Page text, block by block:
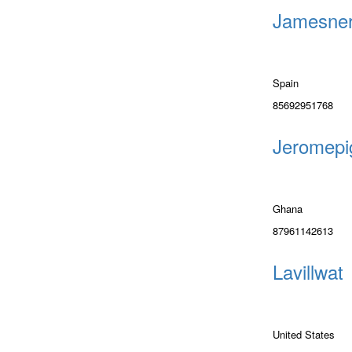
Spain
85692951768
Ghana
87961142613
Lavillwat
United States